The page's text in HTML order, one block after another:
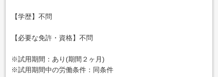
【学歴】不問
【必要な免許・資格】不問
※試用期間：あり(期間２ヶ月)
※試用期間中の労働条件：同条件